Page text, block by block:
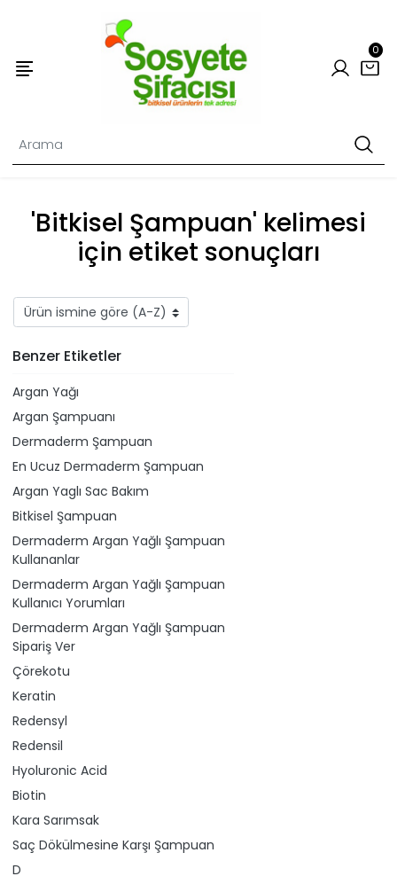
0
'Bitkisel Şampuan' kelimesi
için etiket sonuçları
Benzer Etiketler
Argan Yağı
Argan Şampuanı
Dermaderm Şampuan
En Ucuz Dermaderm Şampuan
Argan Yaglı Sac Bakım
Bitkisel Şampuan
Dermaderm Argan Yağlı Şampuan
Kullananlar
Dermaderm Argan Yağlı Şampuan
Kullanıcı Yorumları
Dermaderm Argan Yağlı Şampuan
Sipariş Ver
Çörekotu
Keratin
Redensyl
Redensil
Hyoluronic Acid
Biotin
Kara Sarımsak
Saç Dökülmesine Karşı Şampuan
D